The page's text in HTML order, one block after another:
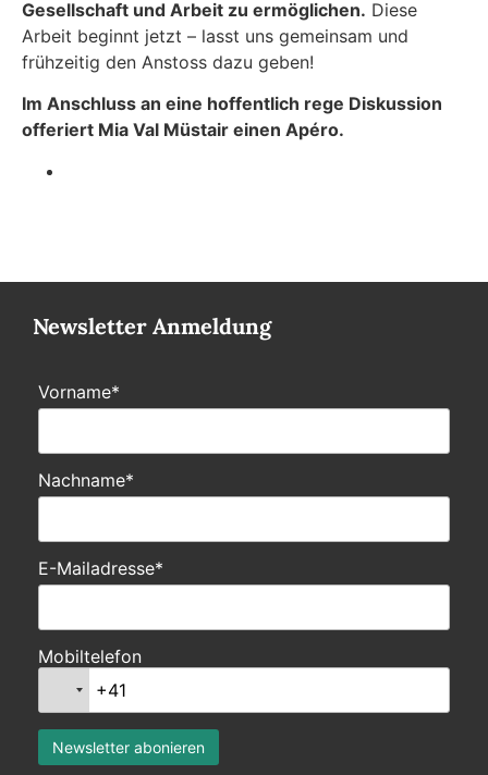
Gesellschaft und Arbeit zu ermöglichen. Diese
Arbeit beginnt jetzt – lasst uns gemeinsam und
frühzeitig den Anstoss dazu geben!
Im Anschluss an eine hoffentlich rege Diskussion
offeriert Mia Val Müstair einen Apéro.
Newsletter Anmeldung
Vorname*
Nachname*
E-Mailadresse*
Mobiltelefon